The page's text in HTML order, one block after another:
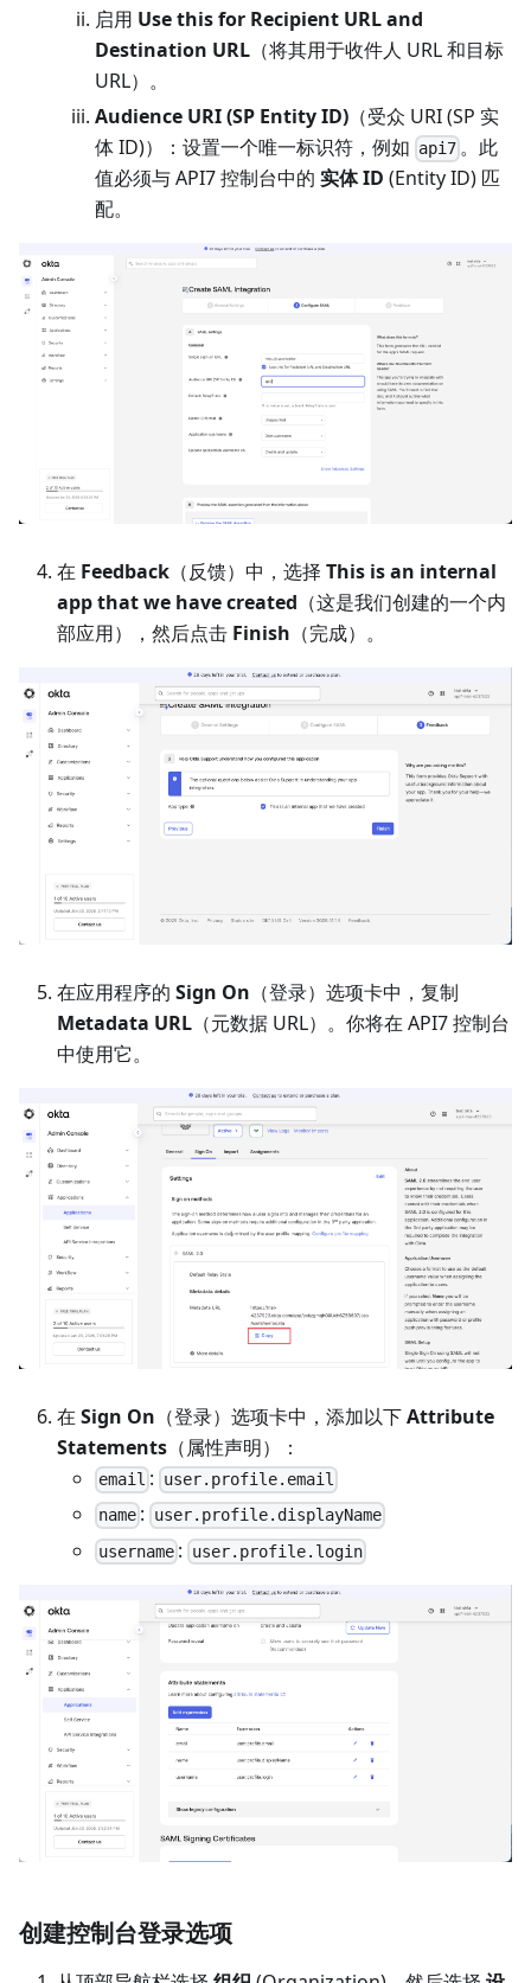
启用 Use this for Recipient URL and
Destination URL （将其用于收件人 URL 和目标
URL）。
Audience URI (SP Entity ID) （受众 URI (SP 实
体 ID)）：设置一个唯一标识符，例如 api7 。此
值必须与 API7 控制台中的 实体 ID (Entity ID) 匹
配。
在 Feedback （反馈）中，选择 This is an internal
app that we have created （这是我们创建的一个内
部应用），然后点击 Finish （完成）。
在应用程序的 Sign On （登录）选项卡中，复制
Metadata URL （元数据 URL）。你将在 API7 控制台
中使用它。
在 Sign On （登录）选项卡中，添加以下Attribute
Statements （属性声明）：
email : user.profile.email
name : user.profile.displayName
username : user.profile.login
创建控制台登录选项